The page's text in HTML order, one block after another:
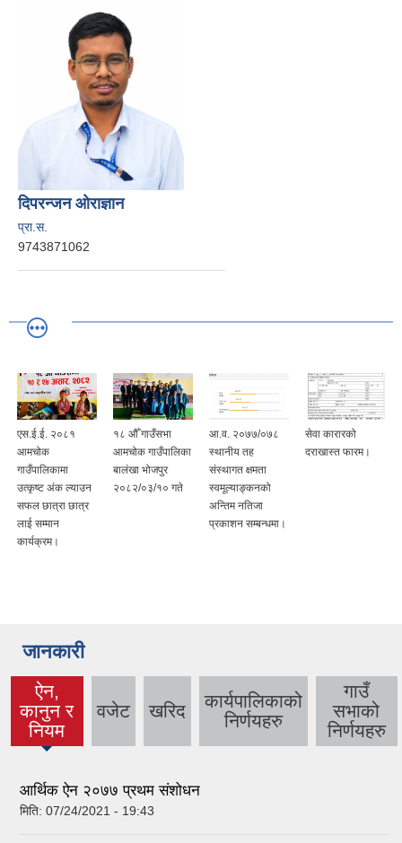
दिपरन्जन ओराज्ञान
प्रा.स.
9743871062
एस.ई.ई. २०८१
आमचोक
गाउँपालिकामा
उत्कृष्ट अंक ल्याउन
सफल छात्रा छात्र
लाई सम्मान
कार्यक्रम।
१८ औँ गाउँसभा
आमचोक गाउँपालिका
बालंखा भोजपुर
२०८२/०३/१० गते
आ.व. २०७७/०७८
स्थानीय तह
संस्थागत क्षमता
स्वमूल्याङ्कनको
अन्तिम नतिजा
प्रकाशन सम्बन्धमा।
सेवा कारारको
दराखास्त फारम।
जानकारी
ऐन,
कानुन र
नियम
(active
tab)
वजेट खरिद
कार्यपालिकाको
निर्णयहरु
गाउँ
सभाको
निर्णयहरु
आर्थिक ऐन २०७७ प्रथम संशोधन
मिति: 07/24/2021 - 19:43